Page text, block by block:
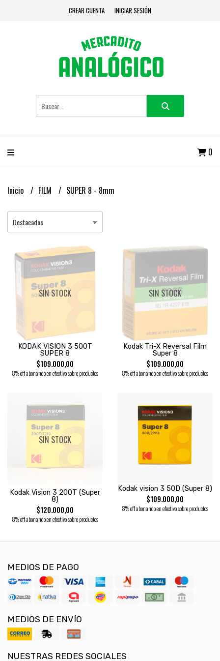
CREAR CUENTA INICIAR SESIÓN
0
Inicio FILM SUPER 8 - 8mm
SIN STOCK
KODAK VISION 3 500T
SUPER 8
$109.000,00
8% off abonando en efectivo sobre productos
SIN STOCK
Kodak Tri-X Reversal Film
Super 8
$109.000,00
8% off abonando en efectivo sobre productos
SIN STOCK
Kodak Vision 3 200T (Super
8)
$120.000,00
8% off abonando en efectivo sobre productos
Kodak vision 3 50D (Super 8)
$109.000,00
8% off abonando en efectivo sobre productos
MEDIOS DE PAGO
MEDIOS DE ENVÍO
NUESTRAS REDES SOCIALES